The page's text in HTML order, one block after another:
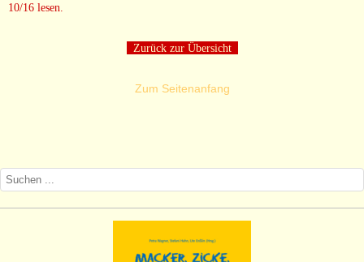
10/16 lesen.
Zurück zur Übersicht
Zum Seitenanfang